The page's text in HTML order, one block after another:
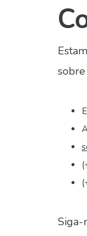
Siga-